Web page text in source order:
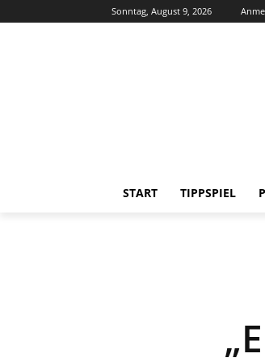
Sonntag, August 9, 2026
START TIPPSPIEL